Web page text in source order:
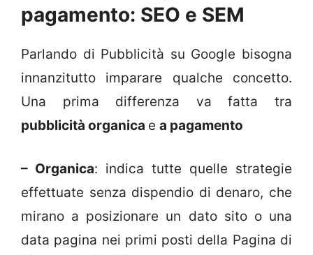
pagamento: SEO e SEM
Parlando di Pubblicità su Google bisogna
innanzitutto imparare qualche concetto.
Una prima differenza va fatta tra
pubblicità organica e a pagamento
– Organica: indica tutte quelle strategie
effettuate senza dispendio di denaro, che
mirano a posizionare un dato sito o una
data pagina nei primi posti della Pagina di